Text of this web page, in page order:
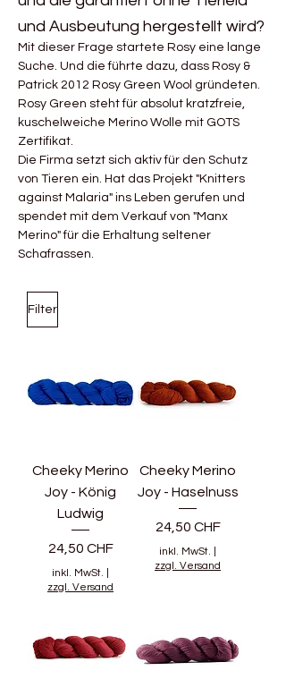
und Ausbeutung hergestellt wird?
Mit dieser Frage startete Rosy eine lange
Suche. Und die führte dazu, dass Rosy &
Patrick 2012 Rosy Green Wool gründeten.
Rosy Green steht für absolut kratzfreie,
kuschelweiche Merino Wolle mit GOTS
Zertifikat.
Die Firma setzt sich aktiv für den Schutz
von Tieren ein. Hat das Projekt "Knitters
against Malaria" ins Leben gerufen und
spendet mit dem Verkauf von "Manx
Merino" für die Erhaltung seltener
Schafrassen.
Filter
Cheeky Merino
Joy - König
Ludwig
Preis
24,50 CHF
inkl. MwSt.
zzgl. Versand
Cheeky Merino
Joy - Haselnuss
Preis
24,50 CHF
inkl. MwSt.
zzgl. Versand